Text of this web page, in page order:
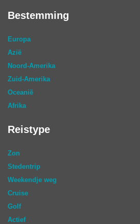
Bestemming
Europa
Azië
Noord-Amerika
Zuid-Amerika
Oceanië
Afrika
Reistype
Zon
Stedentrip
Weekendje weg
Cruise
Golf
Actief